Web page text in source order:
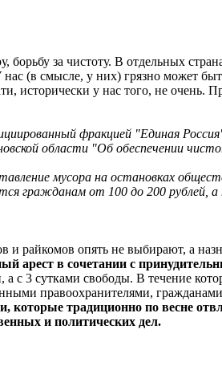
борьбу за чистоту. В отдельных
(в смысле, у них) грязно может
исторически у нас того, не очень.
фракцией "Единая
области "Об обеспечении
мусора на остановках
гражданам от 100 до 200 рублей, а
райкомов опять не выбирают, а
арест в сочетании с
3 сутками свободы. В течение
правоохранителями,
которые традиционно по весне
и политических дел.